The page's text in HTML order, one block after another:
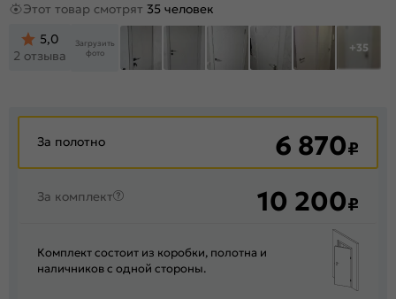
Этот товар смотрят 35 человек
5,0
2 отзыва
Загрузить
фото
+35
За полотно 6 870₽
За комплект 10 200₽
Комплект состоит из коробки, полотна и
наличников с одной стороны.